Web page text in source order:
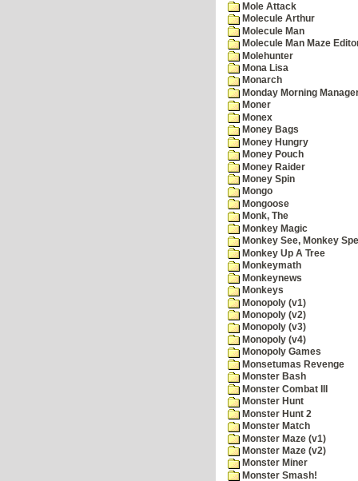
Mole Attack
Molecule Arthur
Molecule Man
Molecule Man Maze
Molehunter
Mona Lisa
Monarch
Monday Morning
Moner
Monex
Money Bags
Money Hungry
Money Pouch
Money Raider
Money Spin
Mongo
Mongoose
Monk, The
Monkey Magic
Monkey See, Monkey
Monkey Up A Tree
Monkeymath
Monkeynews
Monkeys
Monopoly (v1)
Monopoly (v2)
Monopoly (v3)
Monopoly (v4)
Monopoly Games
Monsetumas Revenge
Monster Bash
Monster Combat III
Monster Hunt
Monster Hunt 2
Monster Match
Monster Maze (v1)
Monster Maze (v2)
Monster Miner
Monster Smash!